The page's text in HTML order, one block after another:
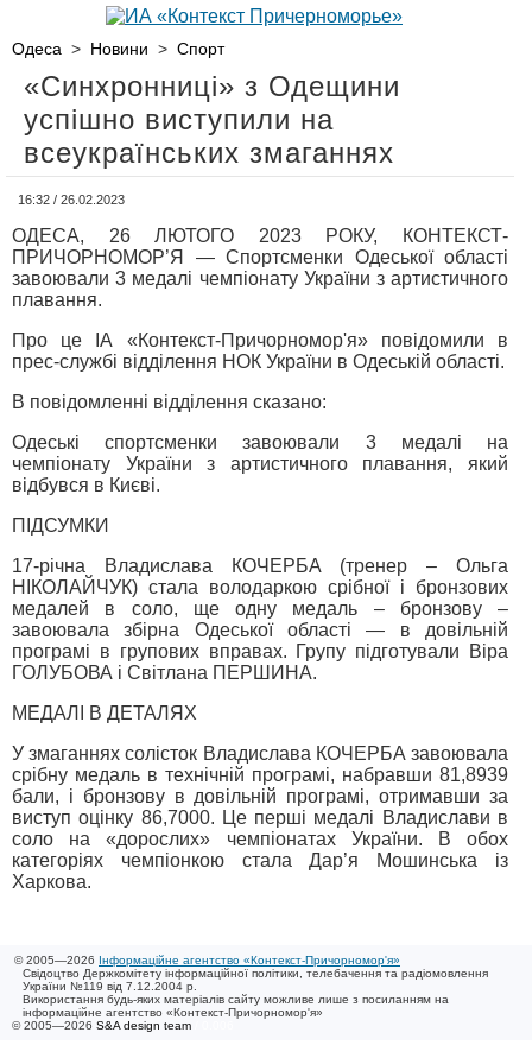
Одеса > Новини > Спорт
«Синхронниці» з Одещини
успішно виступили на
всеукраїнських змаганнях
16:32 / 26.02.2023
ОДЕСА, 26 ЛЮТОГО 2023 РОКУ, КОНТЕКСТ-
ПРИЧОРНОМОР’Я — Спортсменки Одеської області
завоювали 3 медалі чемпіонату України з артистичного
плавання.
Про це ІА «Контекст-Причорномор'я» повідомили в
прес-службі відділення НОК України в Одеській області.
В повідомленні відділення сказано:
Одеські спортсменки завоювали 3 медалі на
чемпіонату України з артистичного плавання, який
відбувся в Києві.
ПІДСУМКИ
17-річна Владислава КОЧЕРБА (тренер – Ольга
НІКОЛАЙЧУК) стала володаркою срібної і бронзових
медалей в соло, ще одну медаль – бронзову –
завоювала збірна Одеської області — в довільній
програмі в групових вправах. Групу підготували Віра
ГОЛУБОВА і Світлана ПЕРШИНА.
МЕДАЛІ В ДЕТАЛЯХ
У змаганнях солісток Владислава КОЧЕРБА завоювала
срібну медаль в технічній програмі, набравши 81,8939
бали, і бронзову в довільній програмі, отримавши за
виступ оцінку 86,7000. Це перші медалі Владислави в
соло на «дорослих» чемпіонатах України. В обох
категоріях чемпіонкою стала Дар’я Мошинська із
Харкова.
© 2005—2026 Інформаційне агентство «Контекст-Причорномор'я»
Свідоцтво Держкомітету інформаційної політики, телебачення та радіомовлення
України №119 від 7.12.2004 р.
Використання будь-яких матеріалів сайту можливе лише з посиланням на
інформаційне агентство «Контекст-Причорномор'я»
© 2005—2026 S&A design team